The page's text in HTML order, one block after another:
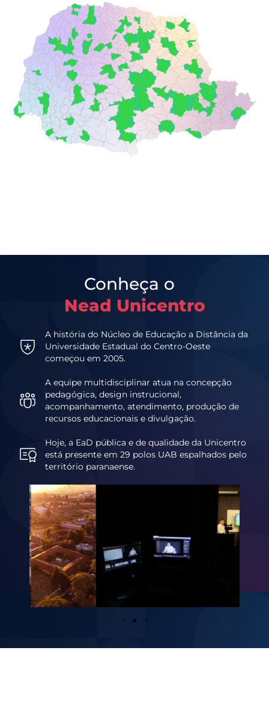
Conheça o
Nead Unicentro
A história do Núcleo de Educação a Distância da
Universidade Estadual do Centro-Oeste
começou em 2005.
A equipe multidisciplinar atua na concepção
pedagógica, design instrucional,
acompanhamento, atendimento, produção de
recursos educacionais e divulgação.
Hoje, a EaD pública e de qualidade da Unicentro
está presente em 29 polos UAB espalhados pelo
território paranaense.